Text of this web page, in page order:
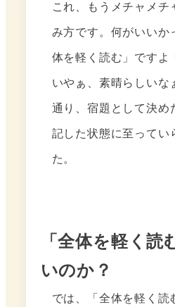
これ、もうメチャメチ
み方です。何がいいか
体を軽く読む」ですよ
いやぁ、素晴らしいな
通り、宿題として決め
記した状態に至ってい
た。
「全体を軽く読
いのか？
では、「全体を軽く読